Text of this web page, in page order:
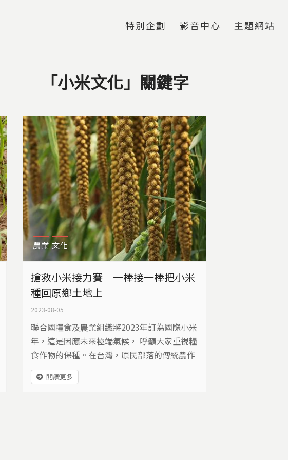
特別企劃 影音中心 主題網站
「小米文化」關鍵字
農業 文化
搶救小米接力賽｜一棒接一棒把小米
種回原鄉土地上
2023-08-05
聯合國糧食及農業組織將2023年訂為國際小米
年，這是因應未來極端氣候， 呼籲大家重視糧
食作物的保種。在台灣，原民部落的傳統農作
之一，就是小米。但是，部落很多小米種子，
其實，已經失去了活性。
閱讀更多